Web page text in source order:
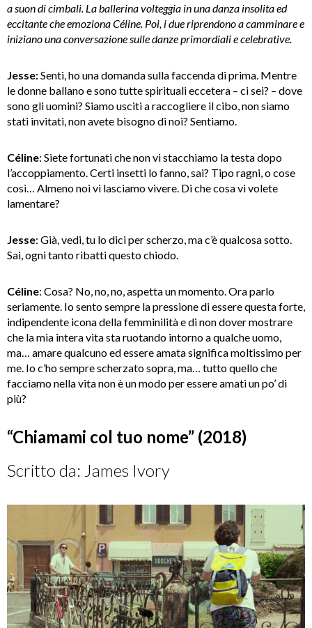
a suon di cimbali. La ballerina volteggia in una danza insolita ed
eccitante che emoziona Céline. Poi, i due riprendono a camminare e
iniziano una conversazione sulle danze primordiali e celebrative.
Jesse:Senti, ho una domanda sulla faccenda di prima. Mentre
le donne ballano e sono tutte spirituali eccetera – ci sei? – dove
sono gli uomini? Siamo usciti a raccogliere il cibo, non siamo
stati invitati, non avete bisogno di noi? Sentiamo.
Céline: Siete fortunati che non vi stacchiamo la testa dopo
l’accoppiamento. Certi insetti lo fanno, sai? Tipo ragni, o cose
così… Almeno noi vi lasciamo vivere. Di che cosa vi volete
lamentare?
Jesse: Già, vedi, tu lo dici per scherzo, ma c’è qualcosa sotto.
Sai, ogni tanto ribatti questo chiodo.
Céline: Cosa? No, no, no, aspetta un momento. Ora parlo
seriamente. Io sento sempre la pressione di essere questa forte,
indipendente icona della femminilità e di non dover mostrare
che la mia intera vita sta ruotando intorno a qualche uomo,
ma… amare qualcuno ed essere amata significa moltissimo per
me. Io c’ho sempre scherzato sopra, ma… tutto quello che
facciamo nella vita non è un modo per essere amati un po’ di
più?
“Chiamami col tuo nome” (2018)
Scritto da: James Ivory